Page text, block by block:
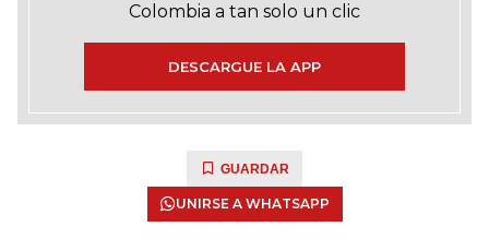
Colombia a tan solo un clic
DESCARGUE LA APP
GUARDAR
UNIRSE A WHATSAPP